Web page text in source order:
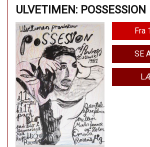
ULVETIMEN: POSSESSION
SE